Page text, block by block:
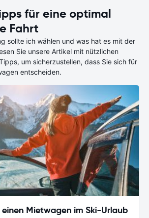
für eine optimal
Fahrt
sollte ich wählen und was hat es mit der
Sie unsere Artikel mit nützlichen
um sicherzustellen, dass Sie sich für
entscheiden.
Mietwagen im Ski-Urlaub